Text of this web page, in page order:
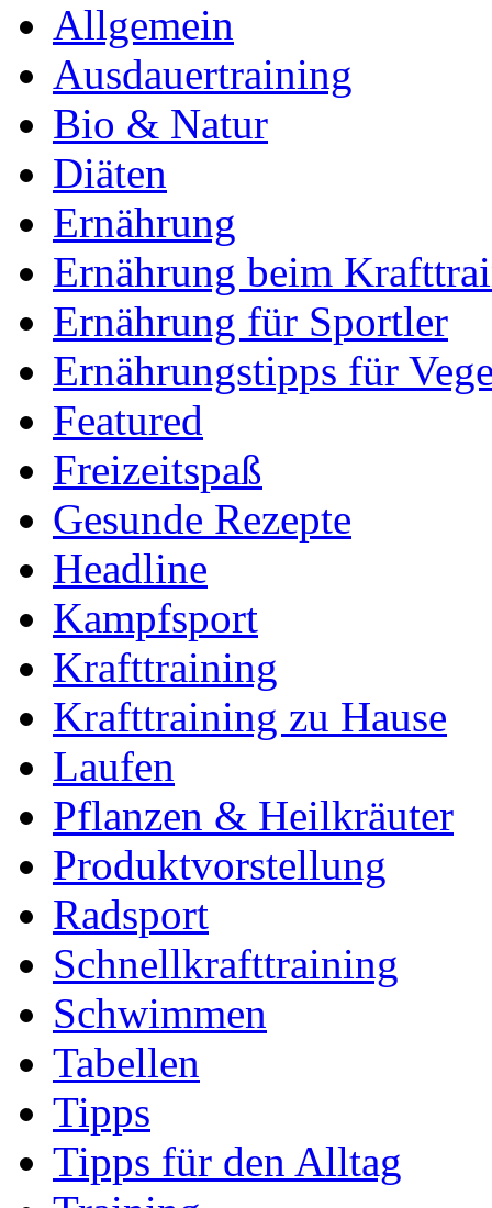
Allgemein
Ausdauertraining
Bio & Natur
Diäten
Ernährung
Ernährung beim
Ernährung für Sportler
Ernährungstipps für
Featured
Freizeitspaß
Gesunde Rezepte
Headline
Kampfsport
Krafttraining
Krafttraining zu Hause
Laufen
Pflanzen & Heilkräuter
Produktvorstellung
Radsport
Schnellkrafttraining
Schwimmen
Tabellen
Tipps
Tipps für den Alltag